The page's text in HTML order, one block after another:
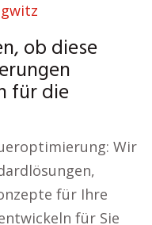
ob diese
für die
Wir
für Ihre
für Sie